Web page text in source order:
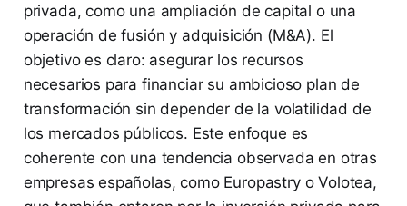
privada, como una ampliación de capital o una
operación de fusión y adquisición (M&A). El
objetivo es claro: asegurar los recursos
necesarios para financiar su ambicioso plan de
transformación sin depender de la volatilidad de
los mercados públicos. Este enfoque es
coherente con una tendencia observada en otras
empresas españolas, como Europastry o Volotea,